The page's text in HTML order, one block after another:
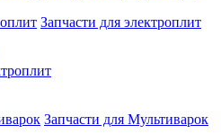
Запчасти для электроплит
Запчасти для Мультиварок